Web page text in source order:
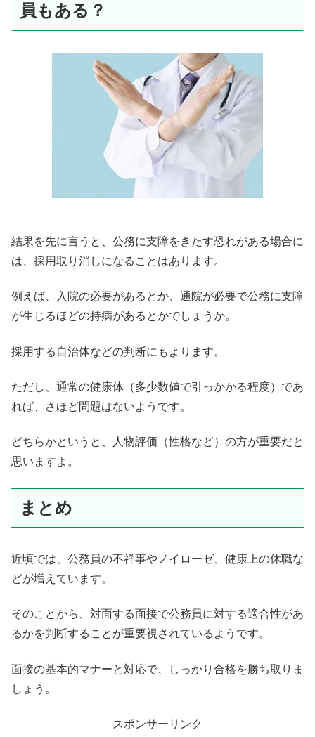
員もある？
結果を先に言うと、公務に支障をきたす恐れがある場合に
は、採用取り消しになることはあります。
例えば、入院の必要があるとか、通院が必要で公務に支障
が生じるほどの持病があるとかでしょうか。
採用する自治体などの判断にもよります。
ただし、通常の健康体（多少数値で引っかかる程度）であ
れば、さほど問題はないようです。
どちらかというと、人物評価（性格など）の方が重要だと
思いますよ。
まとめ
近頃では、公務員の不祥事やノイローゼ、健康上の休職な
どが増えています。
そのことから、対面する面接で公務員に対する適合性があ
るかを判断することが重要視されているようです。
面接の基本的マナーと対応で、しっかり合格を勝ち取りま
しょう。
スポンサーリンク